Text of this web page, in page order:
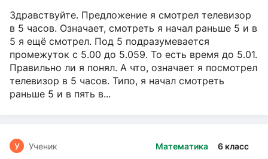
Здравствуйте. Предложение я смотрел телевизор
в 5 часов. Означает, смотреть я начал раньше 5 и в
5 я ещё смотрел. Под 5 подразумевается
промежуток с 5.00 до 5.059. То есть время до 5.01.
Правильно ли я понял. А что, означает я посмотрел
телевизор в 5 часов. Типо, я начал смотреть
раньше 5 и в пять в...
Математика 6 класс
У Ученик